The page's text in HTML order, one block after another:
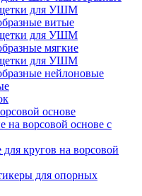
для УШМ
витые
для УШМ
мягкие
для УШМ
нейлоновые
основе
на ворсовой основе с
кругов на ворсовой
для опорных